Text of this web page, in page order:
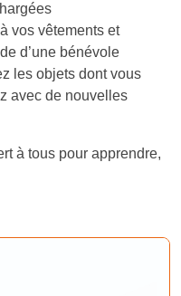
vos vêtements et
d’une bénévole
les objets dont vous
avec de nouvelles
à tous pour apprendre,